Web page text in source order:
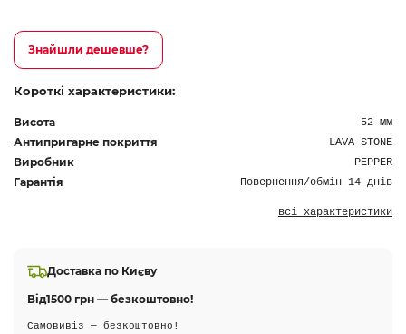
Знайшли дешевше?
Короткі характеристики:
Висота 52 мм
Антипригарне покриття LAVA-STONE
Виробник PEPPER
Гарантія Повернення/обмін 14 днів
всі характеристики
Доставка по Києву
Від1500 грн — безкоштовно!
Самовивіз — безкоштовно!